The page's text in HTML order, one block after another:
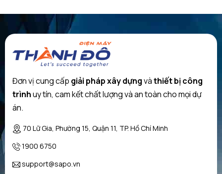
Đơn vị cung cấp giải pháp xây dựngvàthiết bị công
trìnhuy tín, cam kết chất lượng và an toàn cho mọi dự
án.
70 Lữ Gia, Phường 15, Quận 11, TP. Hồ Chí Minh
1900 6750
support@sapo.vn